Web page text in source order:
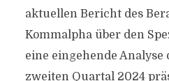
aktuellen Bericht des
Kommalpha über den
eine eingehende Analyse
zweiten Quartal 2024